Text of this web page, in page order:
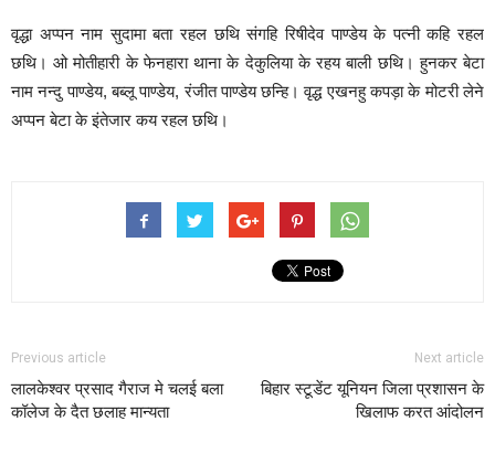
वृद्धा अप्पन नाम सुदामा बता रहल छथि संगहि रिषीदेव पाण्डेय के पत्नी कहि रहल
छथि। ओ मोतीहारी के फेनहारा थाना के देकुलिया के रहय बाली छथि। हुनकर बेटा
नाम नन्दु पाण्डेय, बब्लू पाण्डेय, रंजीत पाण्डेय छन्हि। वृद्ध एखनहु कपड़ा के मोटरी लेने
अप्पन बेटा के इंतेजार कय रहल छथि।
Previous article
लालकेश्वर प्रसाद गैराज मे चलई बला
कॉलेज के दैत छलाह मान्यता
Next article
बिहार स्टूडेंट यूनियन जिला प्रशासन के
खिलाफ करत आंदोलन